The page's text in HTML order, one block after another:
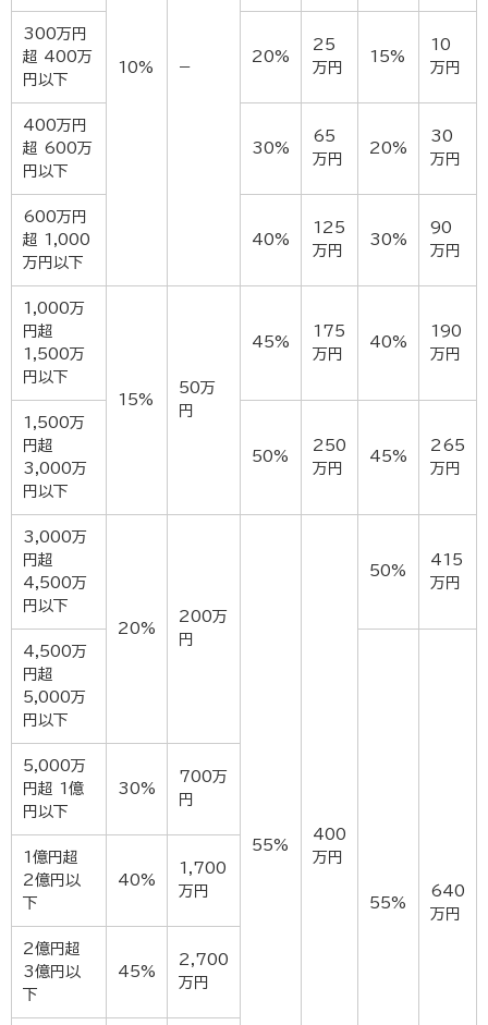
10% −
300万円
超 400万
円以下
20%
25
万円
15%
10
万円
400万円
超 600万
円以下
30%
65
万円
20%
30
万円
600万円
超 1,000
万円以下
40%
125
万円
30%
90
万円
1,000万
円超
1,500万
円以下
15%
50万
円
45%
175
万円
40%
190
万円
1,500万
円超
3,000万
円以下
50%
250
万円
45%
265
万円
3,000万
円超
4,500万
円以下
20%
200万
円
55%
400
万円
50%
415
万円
4,500万
円超
5,000万
円以下
55%
640
万円
5,000万
円超 1億
円以下
30%
700万
円
1億円超
2億円以
下
40%
1,700
万円
2億円超
3億円以
下
45%
2,700
万円